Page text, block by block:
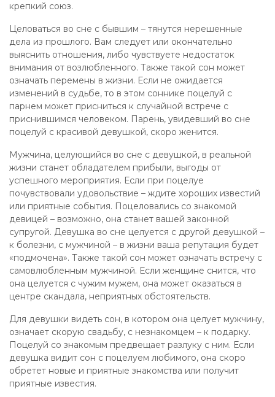
крепкий союз.
Целоваться во сне с бывшим – тянутся нерешенные
дела из прошлого. Вам следует или окончательно
выяснить отношения, либо чувствуете недостаток
внимания от возлюбленного. Также такой сон может
означать перемены в жизни. Если не ожидается
изменений в судьбе, то в этом соннике поцелуй с
парнем может присниться к случайной встрече с
приснившимся человеком. Парень, увидевший во сне
поцелуй с красивой девушкой, скоро женится.
Мужчина, целующийся во сне с девушкой, в реальной
жизни станет обладателем прибыли, выгоды от
успешного мероприятия. Если при поцелуе
почувствовали удовольствие – ждите хороших известий
или приятные события. Поцеловались со знакомой
девицей – возможно, она станет вашей законной
супругой. Девушка во сне целуется с другой девушкой –
к болезни, с мужчиной – в жизни ваша репутация будет
«подмочена». Также такой сон может означать встречу с
самовлюбленным мужчиной. Если женщине снится, что
она целуется с чужим мужем, она может оказаться в
центре скандала, неприятных обстоятельств.
Для девушки видеть сон, в котором она целует мужчину,
означает скорую свадьбу, с незнакомцем – к подарку.
Поцелуй со знакомым предвещает разлуку с ним. Если
девушка видит сон с поцелуем любимого, она скоро
обретет новые и приятные знакомства или получит
приятные известия.